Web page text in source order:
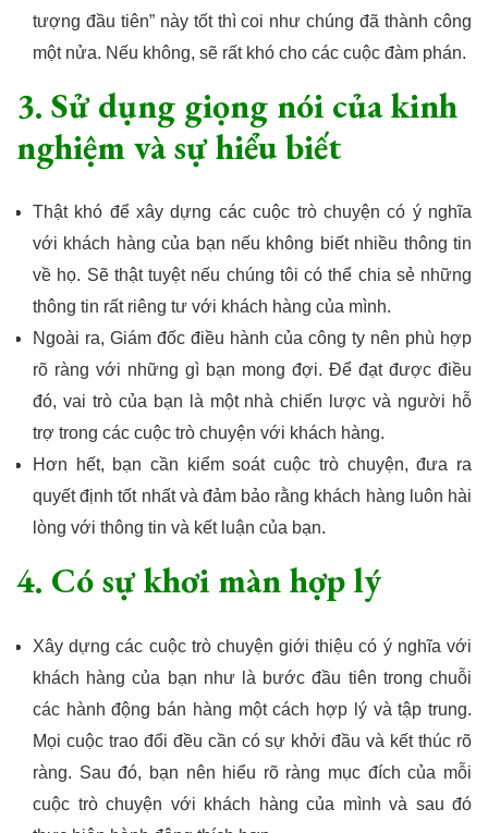
tượng đầu tiên” này tốt thì coi như chúng đã thành công
một nửa. Nếu không, sẽ rất khó cho các cuộc đàm phán.
3. Sử dụng giọng nói của kinh
nghiệm và sự hiểu biết
Thật khó để xây dựng các cuộc trò chuyện có ý nghĩa
với khách hàng của bạn nếu không biết nhiều thông tin
về họ. Sẽ thật tuyệt nếu chúng tôi có thể chia sẻ những
thông tin rất riêng tư với khách hàng của mình.
Ngoài ra, Giám đốc điều hành của công ty nên phù hợp
rõ ràng với những gì bạn mong đợi. Để đạt được điều
đó, vai trò của bạn là một nhà chiến lược và người hỗ
trợ trong các cuộc trò chuyện với khách hàng.
Hơn hết, bạn cần kiểm soát cuộc trò chuyện, đưa ra
quyết định tốt nhất và đảm bảo rằng khách hàng luôn hài
lòng với thông tin và kết luận của bạn.
4. Có sự khơi màn hợp lý
Xây dựng các cuộc trò chuyện giới thiệu có ý nghĩa với
khách hàng của bạn như là bước đầu tiên trong chuỗi
các hành động bán hàng một cách hợp lý và tập trung.
Mọi cuộc trao đổi đều cần có sự khởi đầu và kết thúc rõ
ràng. Sau đó, bạn nên hiểu rõ ràng mục đích của mỗi
cuộc trò chuyện với khách hàng của mình và sau đó